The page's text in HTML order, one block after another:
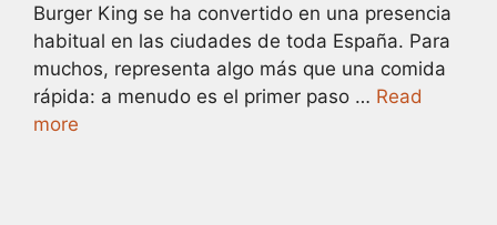
Burger King se ha convertido en una presencia
habitual en las ciudades de toda España. Para
muchos, representa algo más que una comida
rápida: a menudo es el primer paso … Read
more